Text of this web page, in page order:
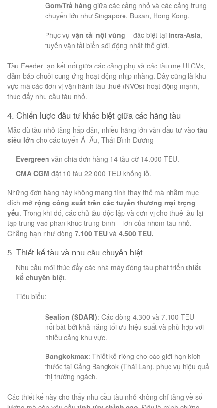
Gom/Trả hàng giữa các cảng nhỏ và các cảng trung
chuyển lớn như Singapore, Busan, Hong Kong.
Phục vụvận tải nội vùng – đặc biệt tại Intra-Asia,
tuyến vận tải biển sôi động nhất thế giới.
Tàu Feeder tạo kết nối giữa các cảng phụ và các tàu mẹ ULCVs,
đảm bảo chuỗi cung ứng hoạt động nhịp nhàng. Đây cũng là khu
vực mà các đơn vị vận hành tàu thuê (NVOs) hoạt động mạnh,
thúc đẩy nhu cầu tàu nhỏ.
4. Chiến lược đầu tư khác biệt giữa các hãng tàu
Mặc dù tàu nhỏ tăng hấp dẫn, nhiều hãng lớn vẫn đầu tư vào tàu
siêu lớn cho các tuyến Á–Âu, Thái Bình Dương
Evergreen vẫn chia đơn hàng 14 tàu cỡ 14.000 TEU.
CMA CGM đặt 10 tàu 22.000 TEU khổng lồ.
Những đơn hàng này không mang tính thay thế mà nhằm mục
đích mở rộng công suất trên các tuyến thương mại trọng
yếu. Trong khi đó, các chủ tàu độc lập và đơn vị cho thuê tàu lại
tập trung vào phân khúc trung bình – lớn của nhóm tàu nhỏ.
Chẳng hạn như dòng 7.100 TEU và 4.500 TEU.
5. Thiết kế tàu và nhu cầu chuyên biệt
Nhu cầu mới thúc đẩy các nhà máy đóng tàu phát triểnthiết
kế chuyên biệt.
Tiêu biểu:
Sealion (SDARI): Các dòng 4.300 và 7.100 TEU –
nổi bật bởi khả năng tối ưu hiệu suất và phù hợp với
nhiều cảng khu vực.
Bangkokmax: Thiết kế riêng cho các giới hạn kích
thước tại Cảng Bangkok (Thái Lan), phục vụ hiệu quả
thị trường ngách.
Các thiết kế này cho thấy nhu cầu tàu nhỏ không chỉ tăng về số